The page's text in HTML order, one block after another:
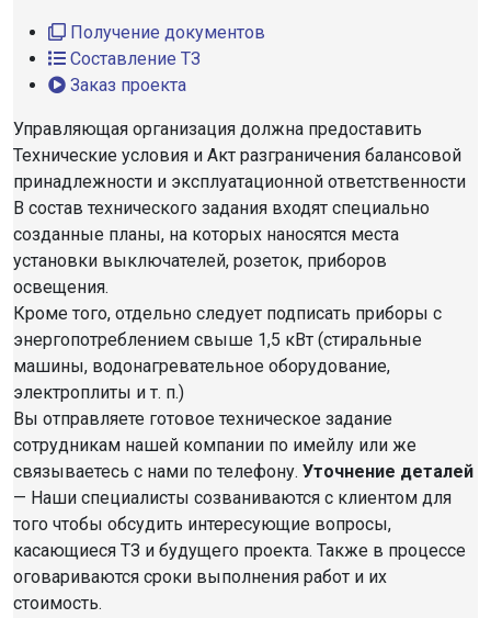
Получение документов
Составление ТЗ
Заказ проекта
Управляющая организация должна предоставить
Технические условия и Акт разграничения балансовой
принадлежности и эксплуатационной ответственности
В состав технического задания входят специально
созданные планы, на которых наносятся места
установки выключателей, розеток, приборов
освещения.
Кроме того, отдельно следует подписать приборы с
энергопотреблением свыше 1,5 кВт (стиральные
машины, водонагревательное оборудование,
электроплиты и т. п.)
Вы отправляете готовое техническое задание
сотрудникам нашей компании по имейлу или же
связываетесь с нами по телефону. Уточнение деталей
— Наши специалисты созваниваются с клиентом для
того чтобы обсудить интересующие вопросы,
касающиеся ТЗ и будущего проекта. Также в процессе
оговариваются сроки выполнения работ и их
стоимость.